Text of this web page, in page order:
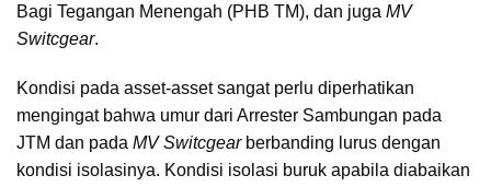
Bagi Tegangan Menengah (PHB TM), dan juga MV
Switcgear.
Kondisi pada asset-asset sangat perlu diperhatikan
mengingat bahwa umur dari Arrester Sambungan pada
JTM dan pada MV Switcgear berbanding lurus dengan
kondisi isolasinya. Kondisi isolasi buruk apabila diabaikan